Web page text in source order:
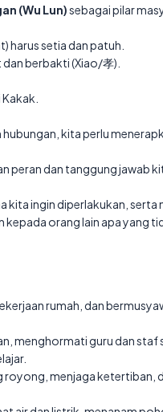
(Wu Lun)sebagai pilar
harus setia dan patuh.
berbakti (Xiao/孝).
kita perlu
peran dan tanggung jawab
kita ingin diperlakukan, serta
kepada orang lain apa yang
rumah, dan
menghormati guru dan staf
menjaga ketertiban,